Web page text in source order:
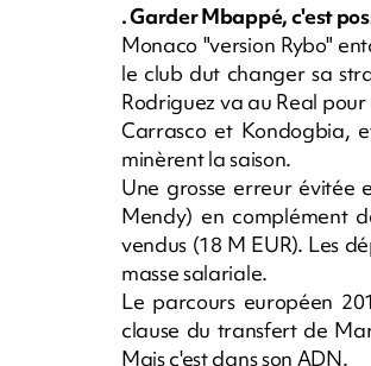
. Garder Mbappé, c'est
Monaco "version Rybo"
le club dut changer sa
Rodriguez va au Real
Carrasco et Kondogbia,
minèrent la saison.
Une grosse erreur évitée
Mendy) en complément
vendus (18 M EUR). Les
masse salariale.
Le parcours européen
clause du transfert de
Mais c'est dans son ADN.